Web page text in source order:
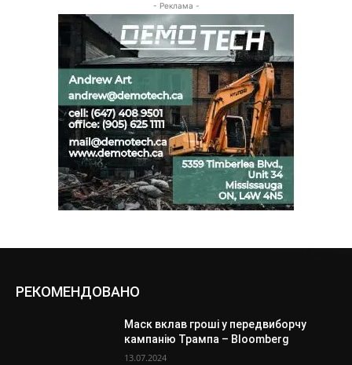
- Реклама -
РЕКОМЕНДОВАНО
Маск вклав гроші у передвиборчу
кампанію Трампа – Bloomberg
13.07.2024